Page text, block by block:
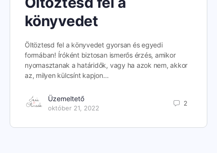
könyvedet
Öltöztesd fel a könyvedet gyorsan és egyedi
formában! Íróként biztosan ismerős érzés, amikor
nyomasztanak a határidők, vagy ha azok nem, akkor
az, milyen külcsínt kapjon…
Üzemeltető
október 21, 2022
2